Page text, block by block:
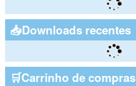
📥Downloads recentes
🛒Carrinho de compras